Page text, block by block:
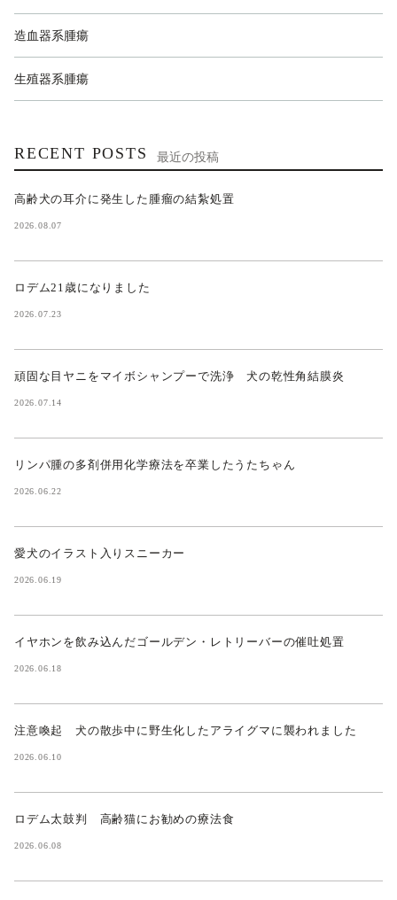
造血器系腫瘍
生殖器系腫瘍
RECENT POSTS 最近の投稿
高齢犬の耳介に発生した腫瘤の結紮処置
2026.08.07
ロデム21歳になりました
2026.07.23
頑固な目ヤニをマイボシャンプーで洗浄 犬の乾性角結膜炎
2026.07.14
リンパ腫の多剤併用化学療法を卒業したうたちゃん
2026.06.22
愛犬のイラスト入りスニーカー
2026.06.19
イヤホンを飲み込んだゴールデン・レトリーバーの催吐処置
2026.06.18
注意喚起 犬の散歩中に野生化したアライグマに襲われました
2026.06.10
ロデム太鼓判 高齢猫にお勧めの療法食
2026.06.08